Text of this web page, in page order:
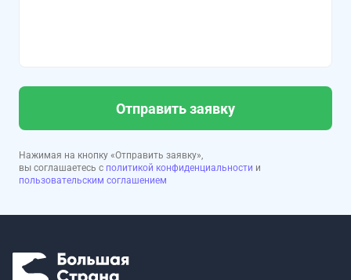
Отправить заявку
Нажимая на кнопку «Отправить заявку»,
вы соглашаетесь с политикой конфиденциальности и
пользовательским соглашением